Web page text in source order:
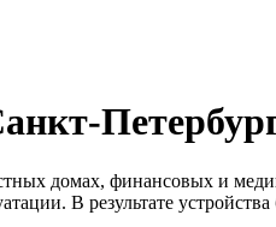
домах, финансовых и
В результате